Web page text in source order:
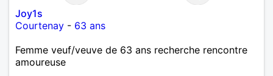
Joy1s
Courtenay - 63 ans
Femme veuf/veuve de 63 ans recherche rencontre
amoureuse